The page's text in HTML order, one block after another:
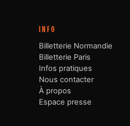
INFO
Billetterie Normandie
Billetterie Paris
Infos pratiques
Nous contacter
À propos
Espace presse